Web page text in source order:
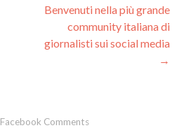
Benvenuti nella più grande
community italiana di
giornalisti sui social media
→
Facebook Comments